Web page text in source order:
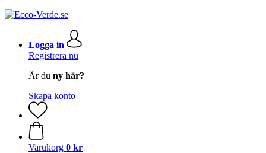
Logga in
Registrera nu
Är du ny här?
Skapa konto
Varukorg 0 kr